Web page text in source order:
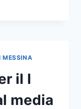
MESSINA
il I
media